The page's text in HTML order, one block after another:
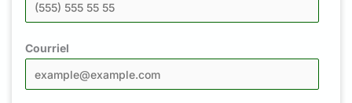
Courriel